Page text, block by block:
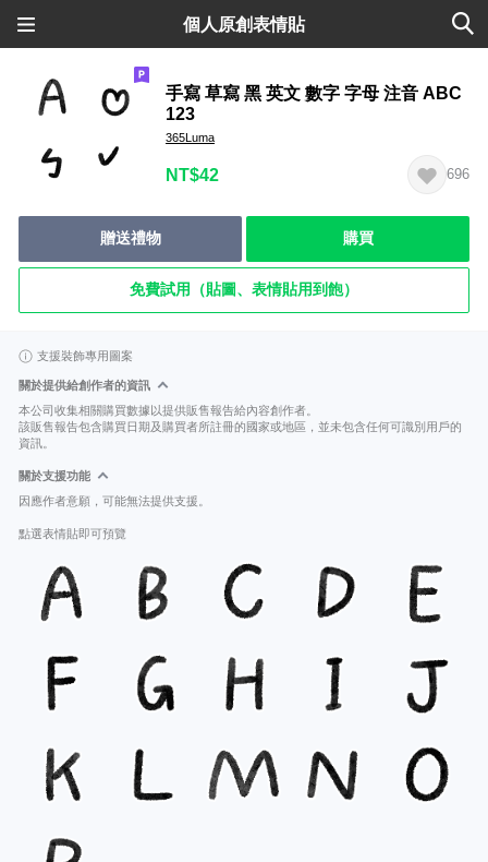
個人原創表情貼
手寫 草寫 黑 英文 數字 字母 注音 ABC
123
365Luma
NT$42 696
贈送禮物 購買
免費試用（貼圖、表情貼用到飽）
支援裝飾專用圖案
關於提供給創作者的資訊
本公司收集相關購買數據以提供販售報告給內容創作者。
該販售報告包含購買日期及購買者所註冊的國家或地區，並未包含任何可識別用戶的
資訊。
關於支援功能
因應作者意願，可能無法提供支援。
點選表情貼即可預覽